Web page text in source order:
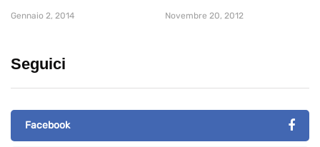
Gennaio 2, 2014 Novembre 20, 2012
Seguici
Facebook